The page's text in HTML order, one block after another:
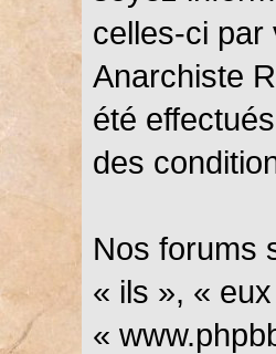
celles-ci par
Anarchiste
été
des
Nos forums
« ils », «
«